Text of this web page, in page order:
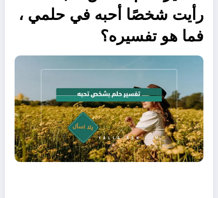
رأيت شخصًا أحبه في حلمي ،
فما هو تفسيره؟